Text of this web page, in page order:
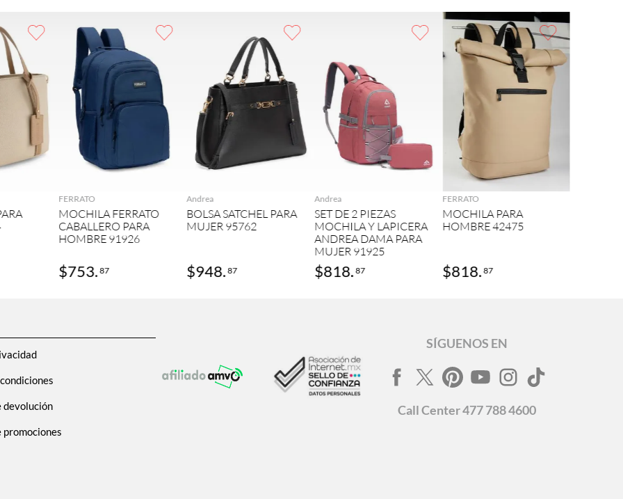
AGREGAR
FERRATO
MOCHILA FERRATO
CABALLERO PARA
HOMBRE 91926
$753.87
AGREGAR
Andrea
BOLSA SATCHEL PARA
MUJER 95762
$948.87
AGREGAR
Andrea
SET DE 2 PIEZAS
MOCHILA Y LAPICERA
ANDREA DAMA PARA
MUJER 91925
$818.87
AGREGAR
FERRATO
MOCHILA PARA
HOMBRE 42475
$818.87
devolución
promociones
SÍGUENOS EN
CallCenter477 788 4600